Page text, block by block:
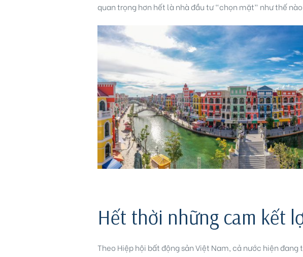
quan trọng hơn hết là nhà đầu tư “chọn mặt” như thế
Hết thời những cam kết
Theo Hiệp hội bất động sản Việt Nam, cả nước hiện